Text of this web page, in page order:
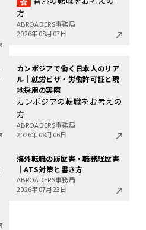
方
ABROADERS事務局
2026年08月07日
カンボジアで働く日本人のリア
ル｜就労ビザ・労働許可証と現
地採用の実際
カンボジアの転職をお考えの
方
ABROADERS事務局
2026年08月06日
海外転職の履歴書・職務経歴書
｜ATS対策と書き方
ABROADERS事務局
2026年07月23日